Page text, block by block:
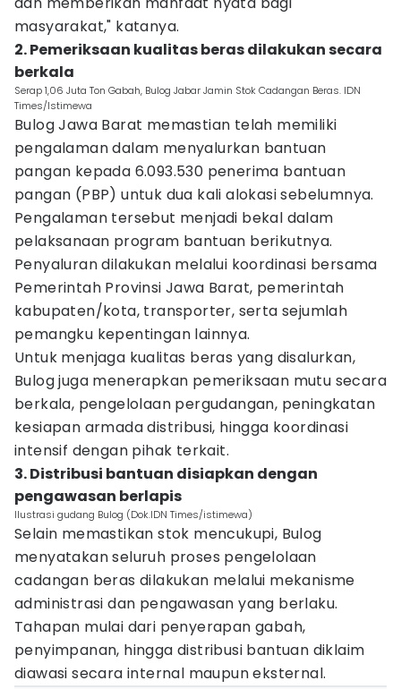
masyarakat," katanya.
2. Pemeriksaan kualitas beras dilakukan secara
berkala
Serap 1,06 Juta Ton Gabah, Bulog Jabar Jamin Stok Cadangan Beras. IDN
Times/Istimewa
Bulog Jawa Barat memastian telah memiliki
pengalaman dalam menyalurkan bantuan
pangan kepada 6.093.530 penerima bantuan
pangan (PBP) untuk dua kali alokasi sebelumnya.
Pengalaman tersebut menjadi bekal dalam
pelaksanaan program bantuan berikutnya.
Penyaluran dilakukan melalui koordinasi bersama
Pemerintah Provinsi Jawa Barat, pemerintah
kabupaten/kota, transporter, serta sejumlah
pemangku kepentingan lainnya.
Untuk menjaga kualitas beras yang disalurkan,
Bulog juga menerapkan pemeriksaan mutu secara
berkala, pengelolaan pergudangan, peningkatan
kesiapan armada distribusi, hingga koordinasi
intensif dengan pihak terkait.
3. Distribusi bantuan disiapkan dengan
pengawasan berlapis
Ilustrasi gudang Bulog (Dok.IDN Times/istimewa)
Selain memastikan stok mencukupi, Bulog
menyatakan seluruh proses pengelolaan
cadangan beras dilakukan melalui mekanisme
administrasi dan pengawasan yang berlaku.
Tahapan mulai dari penyerapan gabah,
penyimpanan, hingga distribusi bantuan diklaim
diawasi secara internal maupun eksternal.